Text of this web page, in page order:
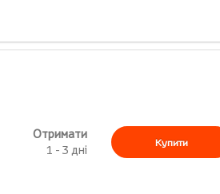
Отримати
1 - 3 дні
Купити